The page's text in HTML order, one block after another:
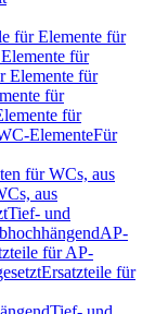
für Elemente für
für
Elemente für
für
für
ElementeFür
für WCs, aus
aus
Tief- und
AP-
für AP-
Ersatzteile für